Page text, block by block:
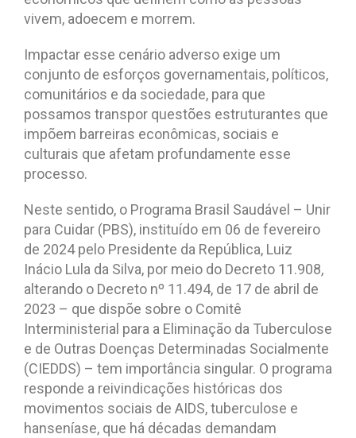
vivem, adoecem e morrem.
Impactar esse cenário adverso exige um
conjunto de esforços governamentais, políticos,
comunitários e da sociedade, para que
possamos transpor questões estruturantes que
impõem barreiras econômicas, sociais e
culturais que afetam profundamente esse
processo.
Neste sentido, o Programa Brasil Saudável – Unir
para Cuidar (PBS), instituído em 06 de fevereiro
de 2024 pelo Presidente da República, Luiz
Inácio Lula da Silva, por meio do Decreto 11.908,
alterando o Decreto nº 11.494, de 17 de abril de
2023 – que dispõe sobre o Comitê
Interministerial para a Eliminação da Tuberculose
e de Outras Doenças Determinadas Socialmente
(CIEDDS) – tem importância singular. O programa
responde a reivindicações históricas dos
movimentos sociais de AIDS, tuberculose e
hanseníase, que há décadas demandam